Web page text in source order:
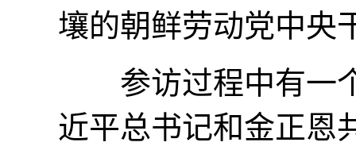
壤的朝鲜劳动党中央
参访过程中有一个
近平总书记和金正恩